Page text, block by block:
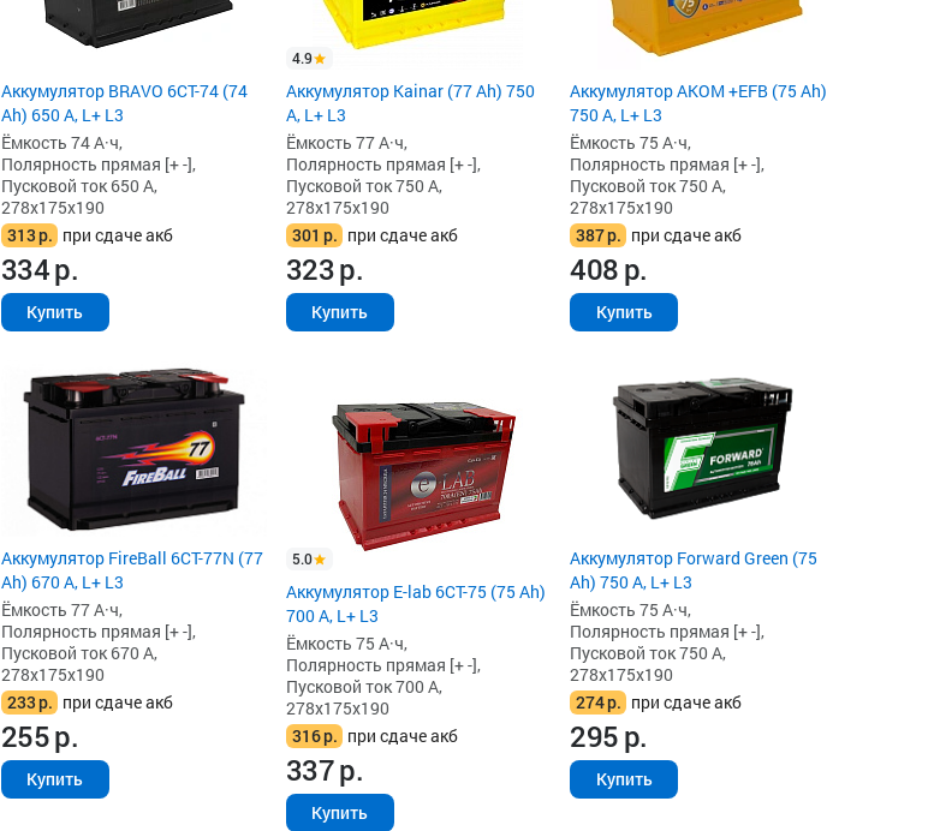
Аккумулятор BRAVO 6CT-74 (74
Ah) 650 А, L+ L3
Ёмкость 74 А·ч,
Полярность прямая [+ -],
Пусковой ток 650 А,
278x175x190
313р. при сдаче акб
334р.
Купить
4.9
Аккумулятор Kainar (77 Ah) 750
А, L+ L3
Ёмкость 77 А·ч,
Полярность прямая [+ -],
Пусковой ток 750 А,
278x175x190
301 р. при сдаче акб
323р.
Купить
Аккумулятор AKOM +EFB (75 Ah)
750 А, L+ L3
Ёмкость 75 А·ч,
Полярность прямая [+ -],
Пусковой ток 750 А,
278x175x190
387р. при сдаче акб
408р.
Купить
Аккумулятор FireBall 6СТ-77N (77
Ah) 670 А, L+ L3
Ёмкость 77 А·ч,
Полярность прямая [+ -],
Пусковой ток 670 А,
278x175x190
233р. при сдаче акб
255р.
Купить
5.0
Аккумулятор E-lab 6СТ-75 (75 Ah)
700 А, L+ L3
Ёмкость 75 А·ч,
Полярность прямая [+ -],
Пусковой ток 700 А,
278x175x190
316р. при сдаче акб
337р.
Купить
Аккумулятор Forward Green (75
Ah) 750 А, L+ L3
Ёмкость 75 А·ч,
Полярность прямая [+ -],
Пусковой ток 750 А,
278x175x190
274р. при сдаче акб
295р.
Купить